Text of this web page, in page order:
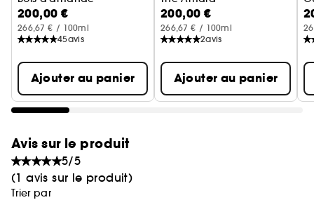
Eau de Parfum
200,00 €
266,67 € / 100ml
45avis
Ajouter au panier
Eau De Parfum
200,00 €
266,67 € / 100ml
2avis
Ajouter au panier
Avis sur le produit
5/5
(1 avis sur le produit)
Trier par